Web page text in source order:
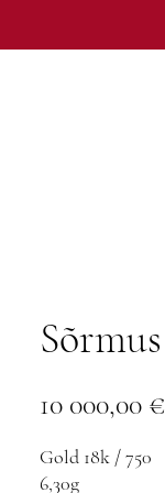
Sõrmus
10 000,00 €
Gold 18k / 750
6,30g